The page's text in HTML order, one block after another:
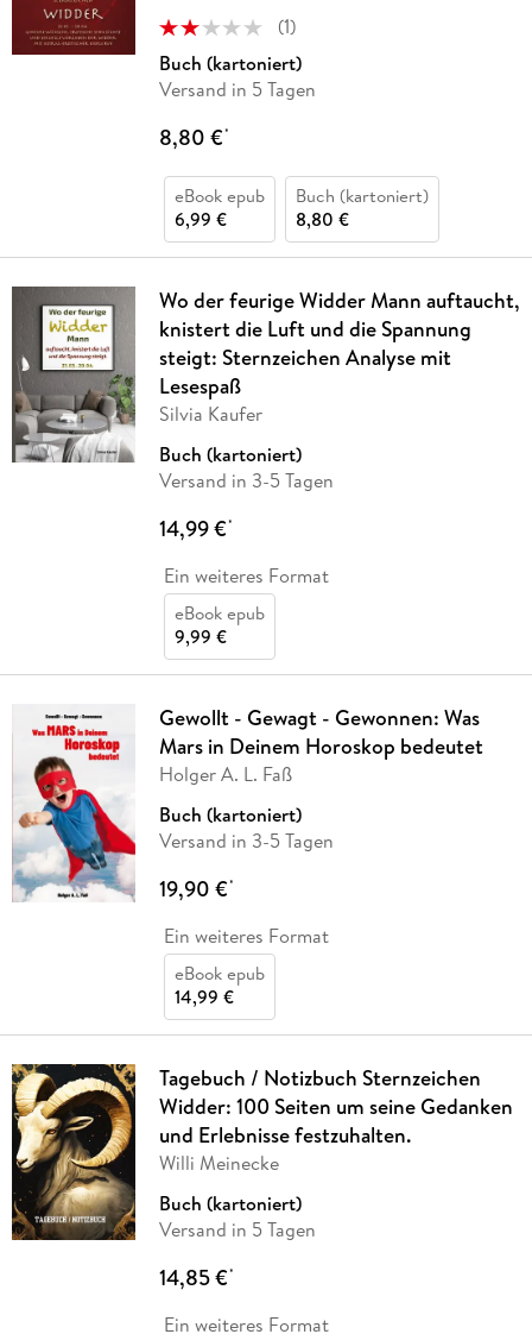
(1)
Buch (kartoniert)
Versand in 5 Tagen
8,80 €*
eBook epub
6,99 €
Buch (kartoniert)
8,80 €
Wo der feurige Widder Mann auftaucht,
knistert die Luft und die Spannung
steigt: Sternzeichen Analyse mit
Lesespaß
Silvia Kaufer
Buch (kartoniert)
Versand in 3-5 Tagen
14,99 €*
Ein weiteres Format
eBook epub
9,99 €
Gewollt - Gewagt - Gewonnen: Was
Mars in Deinem Horoskop bedeutet
Holger A. L. Faß
Buch (kartoniert)
Versand in 3-5 Tagen
19,90 €*
Ein weiteres Format
eBook epub
14,99 €
Tagebuch / Notizbuch Sternzeichen
Widder: 100 Seiten um seine Gedanken
und Erlebnisse festzuhalten.
Willi Meinecke
Buch (kartoniert)
Versand in 5 Tagen
14,85 €*
Ein weiteres Format